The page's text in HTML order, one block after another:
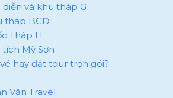
diễn và khu tháp G
tháp BCĐ
Tháp H
Mỹ Sơn
hay đặt tour trọn gói?
Văn Travel